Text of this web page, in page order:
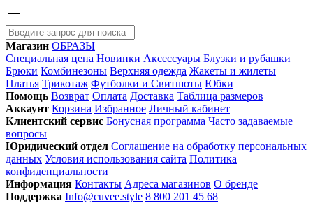
Магазин ОБРАЗЫ
Специальная цена Новинки Аксессуары Блузки и рубашки
Брюки Комбинезоны Верхняя одежда Жакеты и жилеты
Платья Трикотаж Футболки и Свитшоты Юбки
Помощь Возврат Оплата Доставка Таблица размеров
Аккаунт Корзина Избранное Личный кабинет
Клиентский сервис Бонусная программа Часто задаваемые
вопросы
Юридический отдел Соглашение на обработку персональных
данных Условия использования сайта Политика
конфиденциальности
Информация Контакты Адреса магазинов О бренде
Поддержка Info@cuvee.style 8 800 201 45 68